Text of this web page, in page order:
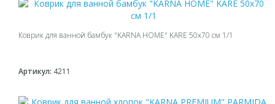
Коврик для ванной бамбук "KARNA HOME" KARE 50x70 см 1/1
Артикул: 4211